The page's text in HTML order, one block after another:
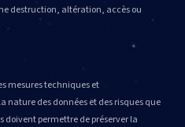
destruction, altération, accès ou
mesures techniques et
nature des données et des risques que
doivent permettre de préserver la